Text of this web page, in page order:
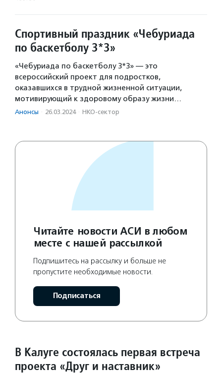
Спортивный праздник «Чебуриада
по баскетболу 3*3»
«Чебуриада по баскетболу 3*3» — это
всероссийский проект для подростков,
оказавшихся в трудной жизненной ситуации,
мотивирующий к здоровому образу жизни…
Анонсы · 26.03.2024 · НКО-сектор
Читайте новости АСИ в любом
месте с нашей рассылкой
Подпишитесь на рассылку и больше не
пропустите необходимые новости.
Подписаться
В Калуге состоялась первая встреча
проекта «Друг и наставник»